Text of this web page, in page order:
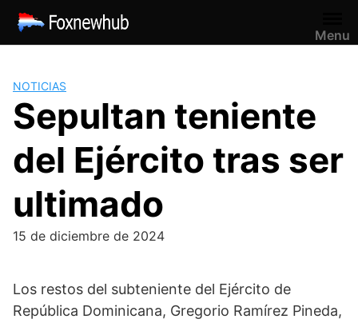
Saltar
contenido
Menu
NOTICIAS
Sepultan teniente
del Ejército tras ser
ultimado
15 de diciembre de 2024
Los restos del subteniente del Ejército de
República Dominicana, Gregorio Ramírez Pineda,